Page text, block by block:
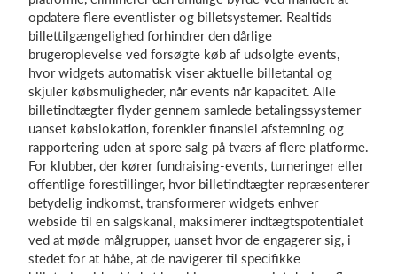
opdatere flere eventlister og billetsystemer. Realtids
billettilgængelighed forhindrer den dårlige
brugeroplevelse ved forsøgte køb af udsolgte events,
hvor widgets automatisk viser aktuelle billetantal og
skjuler købsmuligheder, når events når kapacitet. Alle
billetindtægter flyder gennem samlede betalingssystemer
uanset købslokation, forenkler finansiel afstemning og
rapportering uden at spore salg på tværs af flere platforme.
For klubber, der kører fundraising-events, turneringer eller
offentlige forestillinger, hvor billetindtægter repræsenterer
betydelig indkomst, transformerer widgets enhver
webside til en salgskanal, maksimerer indtægtspotentialet
ved at møde målgrupper, uanset hvor de engagerer sig, i
stedet for at håbe, at de navigerer til specifikke